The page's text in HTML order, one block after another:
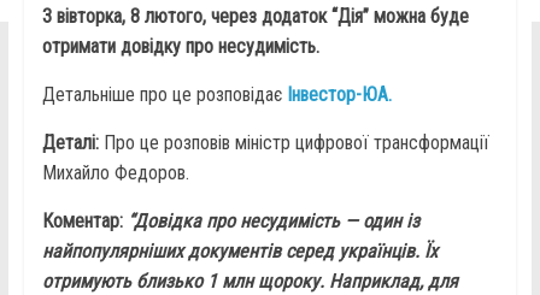
З вівторка, 8 лютого, через додаток “Дія” можна буде
отримати довідку про несудимість.
Детальніше про це розповідає Інвестор-ЮА.
Деталі: Про це розповів міністр цифрової трансформації
Михайло Федоров.
Коментар: “Довідка про несудимість — один із
найпопулярніших документів серед українців. Їх
отримують близько 1 млн щороку. Наприклад, для